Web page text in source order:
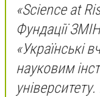
«Science at
Фундації
«Українські
науковим